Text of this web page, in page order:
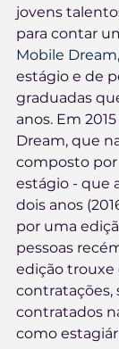
jovens
para contar
Mobile Dream
estágio e de
graduadas
anos. Em
Dream, que
composto
estágio - que
dois anos
por uma
pessoas
edição trouxe
contratações,
contratados
como